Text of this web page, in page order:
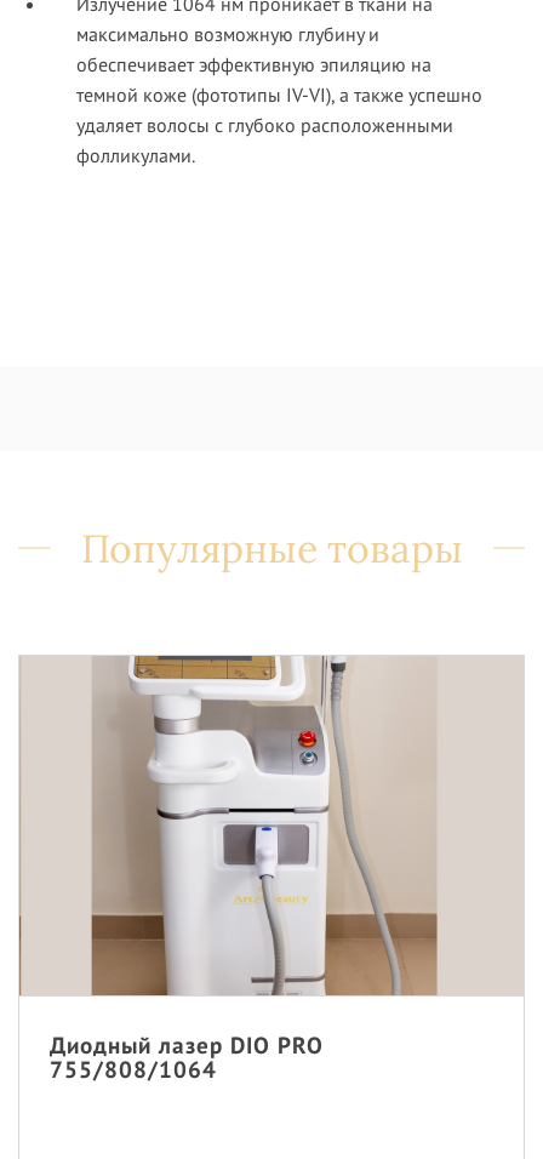
максимально возможную глубину и
обеспечивает эффективную эпиляцию на
темной коже (фототипы IV-VI), а также успешно
удаляет волосы с глубоко расположенными
фолликулами.
Популярные товары
Диодный лазер DIO PRO
755/808/1064